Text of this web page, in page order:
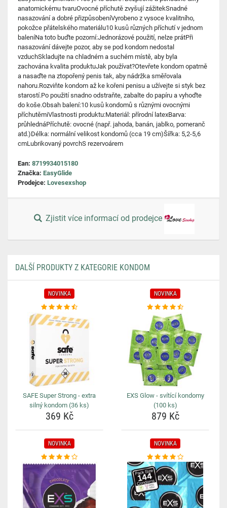
anatomickému tvaruOvocné příchutě zvyšují zážitekSnadné
nasazování a dobré přizpůsobeníVyrobeno z vysoce kvalitního,
pokožce přátelského materiálu10 kusů různých příchutí v jednom
baleníNa toto buďte pozorní:Jednorázové použití, nelze prátPři
nasazování dávejte pozor, aby se pod kondom nedostal
vzduchSkladujte na chladném a suchém místě, aby byla
zachována kvalita produktuJak používat?Otevřete kondom opatrně
a nasaďte na ztopořený penis tak, aby nádržka směřovala
nahoru.Rozviňte kondom až ke kořeni penisu a užívejte si styk bez
starostí.Po použití snadno odstraňte, zabalte do papíru a vyhoďte
do koše.Obsah balení:10 kusů kondomů s různými ovocnými
příchutěmiVlastnosti produktu:Materiál: přírodní latexBarva:
průhlednáPříchutě: ovocné (např. jahoda, banán, jablko, pomeranč
atd.)Délka: normální velikost kondomů (cca 19 cm)Šířka: 5,2-5,6
cmLubrikovaný povrchS rezervoárem
Ean: 8719934015180
Značka: EasyGlide
Prodejce: Lovesexshop
Zjistit více informací od prodejce
DALŠÍ PRODUKTY Z KATEGORIE KONDOM
NOVINKA
SAFE Super Strong - extra
silný kondom (36 ks)
369 Kč
NOVINKA
EXS Glow - svítící kondomy
(100 ks)
879 Kč
NOVINKA NOVINKA